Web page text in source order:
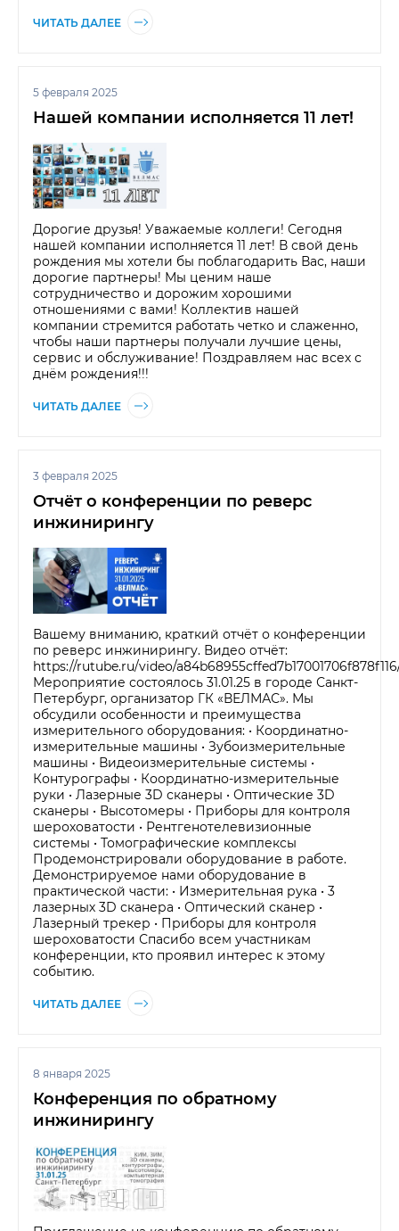
ЧИТАТЬ ДАЛЕЕ
5 февраля 2025
Нашей компании исполняется 11 лет!
Дорогие друзья! Уважаемые коллеги! Сегодня
нашей компании исполняется 11 лет! В свой день
рождения мы хотели бы поблагодарить Вас, наши
дорогие партнеры! Мы ценим наше
сотрудничество и дорожим хорошими
отношениями с вами! Коллектив нашей
компании стремится работать четко и слаженно,
чтобы наши партнеры получали лучшие цены,
сервис и обслуживание! Поздравляем нас всех с
днём рождения!!!
ЧИТАТЬ ДАЛЕЕ
3 февраля 2025
Отчёт о конференции по реверс
инжинирингу
Вашему вниманию, краткий отчёт о конференции
по реверс инжинирингу. Видео отчёт:
https://rutube.ru/video/
Мероприятие состоялось 31.01.25 в городе Санкт-
Петербург, организатор ГК «ВЕЛМАС». Мы
обсудили особенности и преимущества
измерительного оборудования: • Координатно-
измерительные машины • Зубоизмерительные
машины • Видеоизмерительные системы •
Контурографы • Координатно-измерительные
руки • Лазерные 3D сканеры • Оптические 3D
сканеры • Высотомеры • Приборы для контроля
шероховатости • Рентгенотелевизионные
системы • Томографические комплексы
Продемонстрировали оборудование в работе.
Демонстрируемое нами оборудование в
практической части: • Измерительная рука • 3
лазерных 3D сканера • Оптический сканер •
Лазерный трекер • Приборы для контроля
шероховатости Спасибо всем участникам
конференции, кто проявил интерес к этому
событию.
ЧИТАТЬ ДАЛЕЕ
8 января 2025
Конференция по обратному
инжинирингу